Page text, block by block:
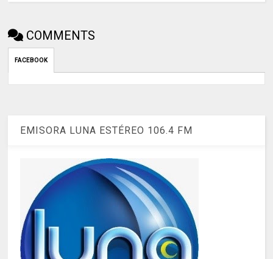
COMMENTS
FACEBOOK
EMISORA LUNA ESTÉREO 106.4 FM